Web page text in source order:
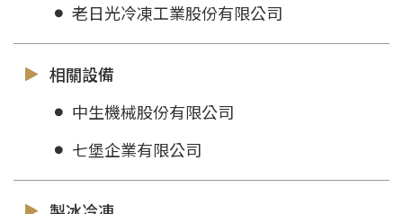
老日光冷凍工業股份有限公司
相關設備
中生機械股份有限公司
七堡企業有限公司